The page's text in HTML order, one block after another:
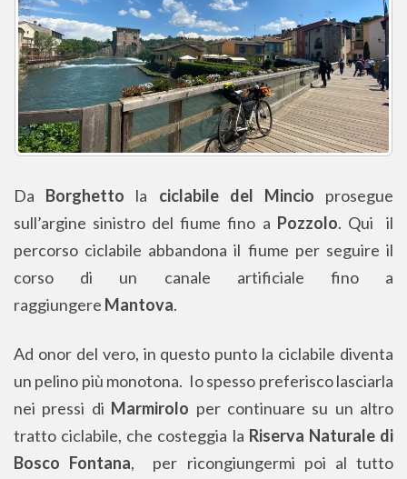
Da Borghetto la ciclabile del Mincio prosegue
sull’argine sinistro del fiume fino a Pozzolo. Qui il
percorso ciclabile abbandona il fiume per seguire il
corso di un canale artificiale fino a
raggiungere Mantova.
Ad onor del vero, in questo punto la ciclabile diventa
un pelino più monotona. Io spesso preferisco lasciarla
nei pressi di Marmirolo per continuare su un altro
tratto ciclabile, che costeggia la Riserva Naturale di
Bosco Fontana, per ricongiungermi poi al tutto